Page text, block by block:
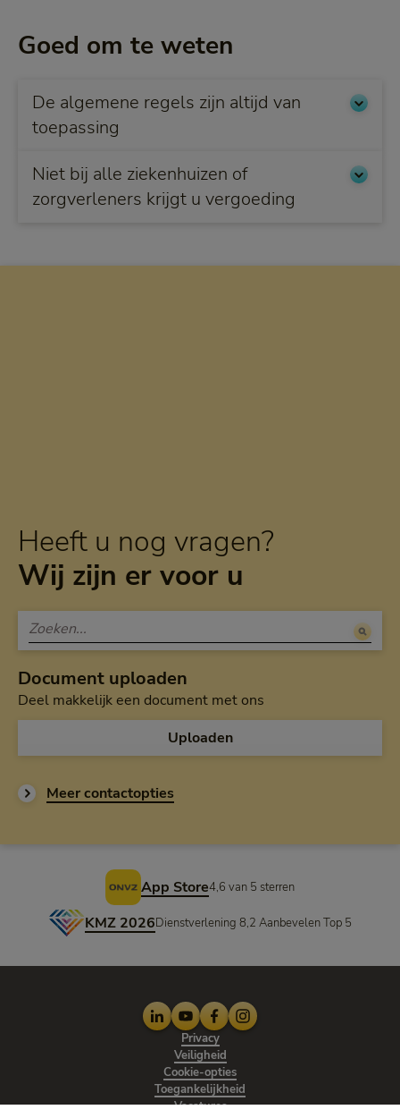
Goed om te weten
De algemene regels zijn altijd van
toepassing
Niet bij alle ziekenhuizen of
zorgverleners krijgt u vergoeding
Heeft u nog vragen?
Wij zijn er voor u
Document uploaden
Deel makkelijk een document met ons
Uploaden
Meer contactopties
App Store4,6 van 5 sterren
KMZ 2026Dienstverlening 8,2 Aanbevelen Top 5
LinkedIn
YoutubeFacebook
Instagram
Privacy
Veiligheid
Cookie-opties
Toegankelijkheid
Vacatures